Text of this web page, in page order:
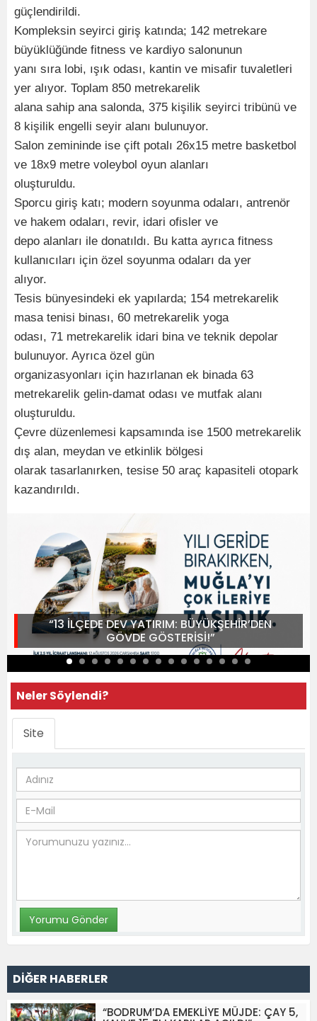
güçlendirildi.
Kompleksin seyirci giriş katında; 142 metrekare
büyüklüğünde fitness ve kardiyo salonunun
yanı sıra lobi, ışık odası, kantin ve misafir tuvaletleri
yer alıyor. Toplam 850 metrekarelik
alana sahip ana salonda, 375 kişilik seyirci tribünü ve
8 kişilik engelli seyir alanı bulunuyor.
Salon zemininde ise çift potalı 26x15 metre basketbol
ve 18x9 metre voleybol oyun alanları
oluşturuldu.
Sporcu giriş katı; modern soyunma odaları, antrenör
ve hakem odaları, revir, idari ofisler ve
depo alanları ile donatıldı. Bu katta ayrıca fitness
kullanıcıları için özel soyunma odaları da yer
alıyor.
Tesis bünyesindeki ek yapılarda; 154 metrekarelik
masa tenisi binası, 60 metrekarelik yoga
odası, 71 metrekarelik idari bina ve teknik depolar
bulunuyor. Ayrıca özel gün
organizasyonları için hazırlanan ek binada 63
metrekarelik gelin-damat odası ve mutfak alanı
oluşturuldu.
Çevre düzenlemesi kapsamında ise 1500 metrekarelik
dış alan, meydan ve etkinlik bölgesi
olarak tasarlanırken, tesise 50 araç kapasiteli otopark
kazandırıldı.
“13 İLÇEDE DEV YATIRIM: BÜYÜKŞEHİR’DEN
GÖVDE GÖSTERİSİ!”
Neler Söylendi?
Site
DİĞER HABERLER
“BODRUM’DA EMEKLİYE MÜJDE: ÇAY 5,